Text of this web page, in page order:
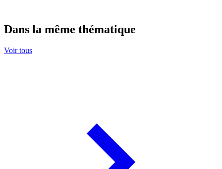
Dans la même thématique
Voir tous